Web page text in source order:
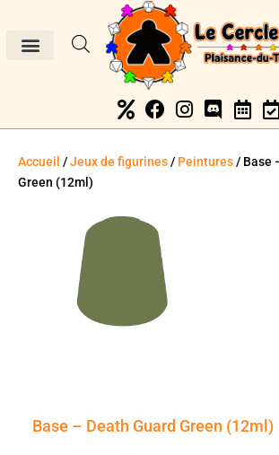
Accueil /Jeux de figurines/ Peintures/ Base
Green (12ml)
Base – Death Guard Green (12ml)